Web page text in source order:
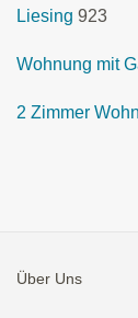
Liesing 923
Wohnung mit
2 Zimmer
Über Uns